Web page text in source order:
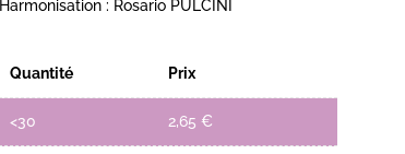
Harmonisation : Rosario PULCINI
Quantité Prix
<30 2,65 €